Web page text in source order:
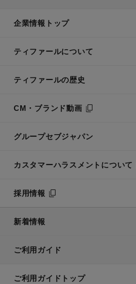
企業情報トップ
ティファールについて
ティファールの歴史
CM・ブランド動画
グループセブジャパン
カスタマーハラスメントについて
採用情報
新着情報
ご利用ガイド
ご利用ガイドトップ